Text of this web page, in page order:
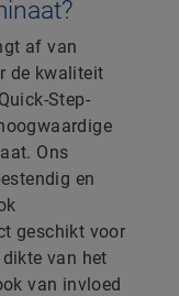
af van
de kwaliteit
Step-
Ons
en
geschikt voor
van het
van invloed